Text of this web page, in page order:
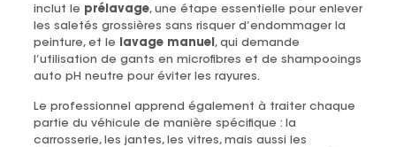
inclut le prélavage, une étape essentielle pour enlever
les saletés grossières sans risquer d’endommager la
peinture, et le
lavage manuel , qui demande
l’utilisation de gants en microfibres et de shampooings
auto pH neutre pour éviter les rayures.
Le professionnel apprend également à traiter chaque
partie du véhicule de manière spécifique : la
carrosserie, les jantes, les vitres, mais aussi les